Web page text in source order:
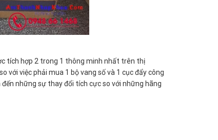
tích hợp 2 trong 1 thông minh nhất trên thị
với việc phải mua 1 bộ vang số và 1 cục đẩy công
những sự thay đổi tích cực so với những hãng